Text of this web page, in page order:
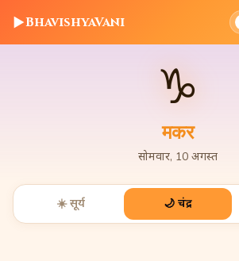
▶BhavishyaVani
♑
मकर
सोमवार, 10 अगस्त
☀️ सूर्य 🌙 चंद्र